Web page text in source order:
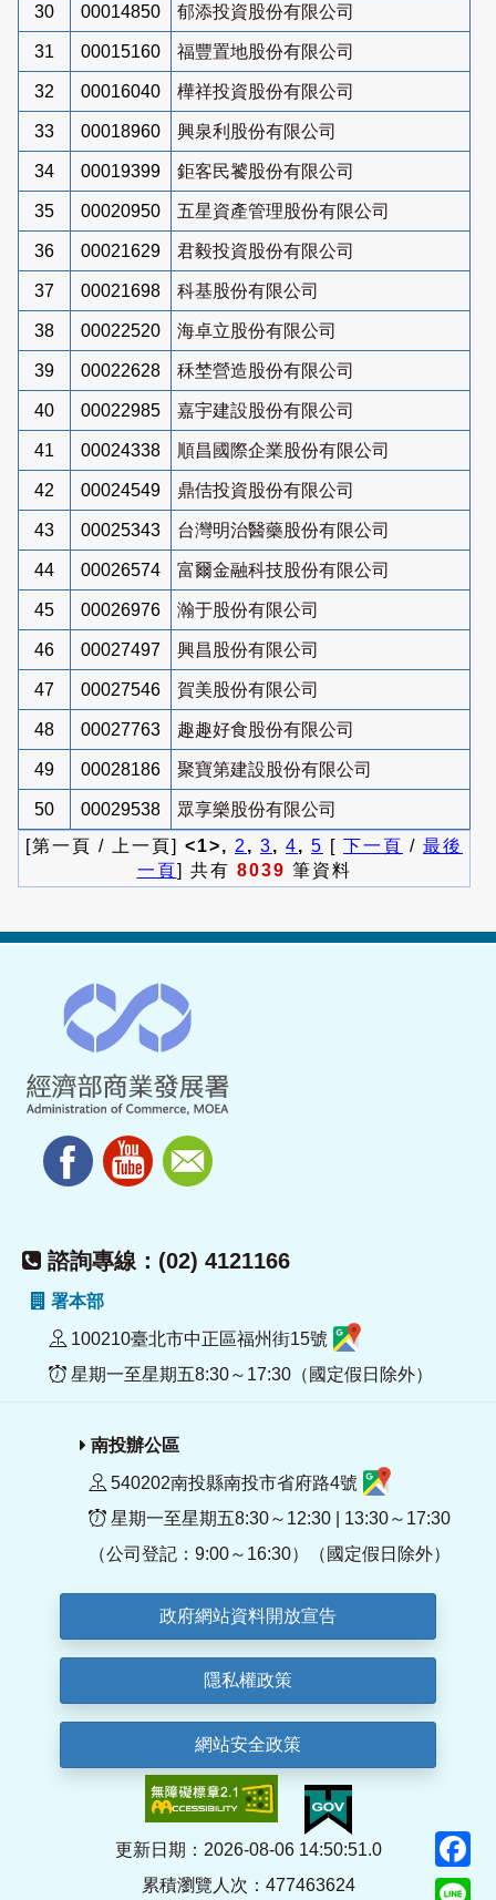
30 00014850 郁添投資股份有限公司
31 00015160 福豐置地股份有限公司
32 00016040 樺祥投資股份有限公司
33 00018960 興泉利股份有限公司
34 00019399 鉅客民饕股份有限公司
35 00020950 五星資產管理股份有限公司
36 00021629 君毅投資股份有限公司
37 00021698 科基股份有限公司
38 00022520 海卓立股份有限公司
39 00022628 秝埜營造股份有限公司
40 00022985 嘉宇建設股份有限公司
41 00024338 順昌國際企業股份有限公司
42 00024549 鼎佶投資股份有限公司
43 00025343 台灣明治醫藥股份有限公司
44 00026574 富爾金融科技股份有限公司
45 00026976 瀚于股份有限公司
46 00027497 興昌股份有限公司
47 00027546 賀美股份有限公司
48 00027763 趣趣好食股份有限公司
49 00028186 聚寶第建設股份有限公司
50 00029538
眾享樂股份有限公司
[第一頁 / 上一頁] <1>, 2 , 3, 4, 5 [ 下一頁 / 最後
一頁] 共有 8039 筆資料
諮詢專線：(02) 4121166
署本部
100210臺北市中正區福州街15號
星期一至星期五8:30～17:30（國定假日除外）
南投辦公區
540202南投縣南投市省府路4號
星期一至星期五8:30～12:30 | 13:30～17:30
（公司登記：9:00～16:30）（國定假日除外）
政府網站資料開放宣告
隱私權政策
網站安全政策
更新日期：2026-08-06 14:50:51.0
累積瀏覽人次：477463624